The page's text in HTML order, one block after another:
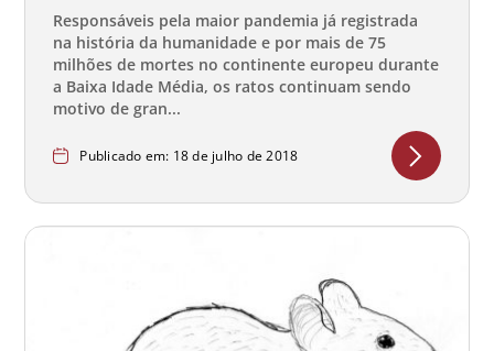
Responsáveis pela maior pandemia já registrada
na história da humanidade e por mais de 75
milhões de mortes no continente europeu durante
a Baixa Idade Média, os ratos continuam sendo
motivo de gran...
Publicado em: 18 de julho de 2018